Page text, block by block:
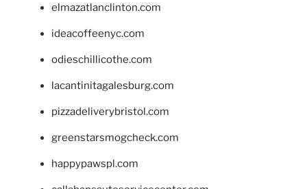
elmazatlanclinton.com
ideacoffeenyc.com
odieschillicothe.com
lacantinitagalesburg.com
pizzadeliverybristol.com
greenstarsmogcheck.com
happypawspl.com